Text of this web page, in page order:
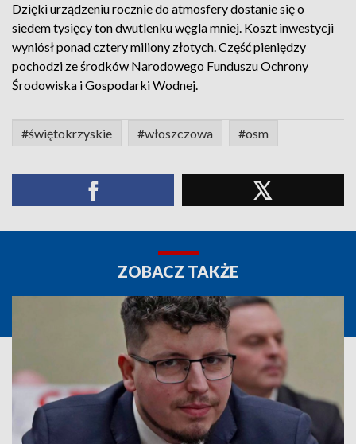
Dzięki urządzeniu rocznie do atmosfery dostanie się o
siedem tysięcy ton dwutlenku węgla mniej. Koszt inwestycji
wyniósł ponad cztery miliony złotych. Część pieniędzy
pochodzi ze środków Narodowego Funduszu Ochrony
Środowiska i Gospodarki Wodnej.
#świętokrzyskie #włoszczowa #osm
ZOBACZ TAKŻE